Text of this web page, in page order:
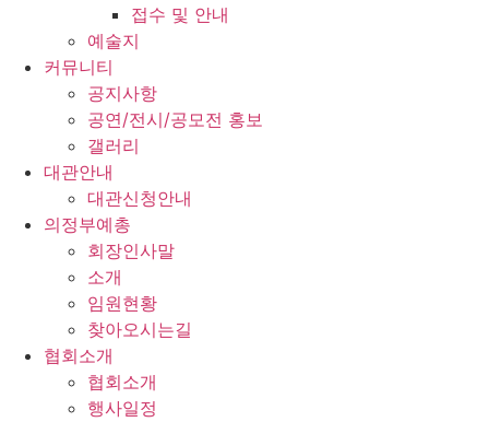
접수 및 안내
예술지
커뮤니티
공지사항
공연/전시/공모전 홍보
갤러리
대관안내
대관신청안내
의정부예총
회장인사말
소개
임원현황
찾아오시는길
협회소개
협회소개
행사일정